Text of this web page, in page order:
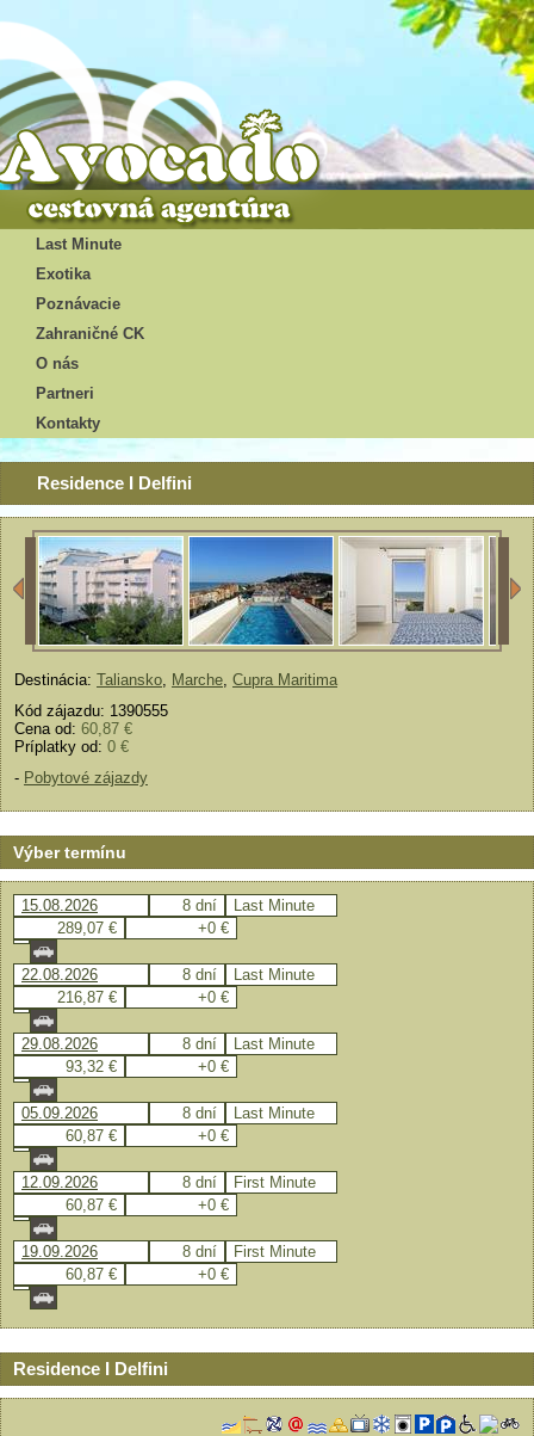
Last Minute
Exotika
Poznávacie
Zahraničné CK
O nás
Partneri
Kontakty
Residence I Delfini
Destinácia: Taliansko, Marche, Cupra Maritima
Kód zájazdu: 1390555
Cena od: 60,87 €
Príplatky od: 0 €
- Pobytové zájazdy
Výber termínu
15.08.2026 8 dní
Last Minute
289,07 €
+0 €
22.08.2026 8 dní
Last Minute
216,87 €
+0 €
29.08.2026 8 dní
Last Minute
93,32 €
+0 €
05.09.2026 8 dní
Last Minute
60,87 €
+0 €
12.09.2026 8 dní
First Minute
60,87 €
+0 €
19.09.2026 8 dní
First Minute
60,87 €
+0 €
Residence I Delfini